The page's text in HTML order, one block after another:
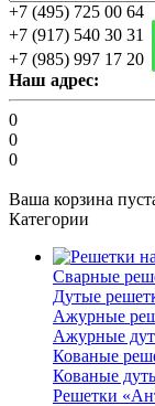
+7 (495) 725 00 64
+7 (917) 540 30 31
+7 (985) 997 17 20
Наш адрес:
0
0
0
Ваша корзина
Категории
Сварные
Дутые
Ажурные
Ажурные
Кованые
Кованые
Решетки